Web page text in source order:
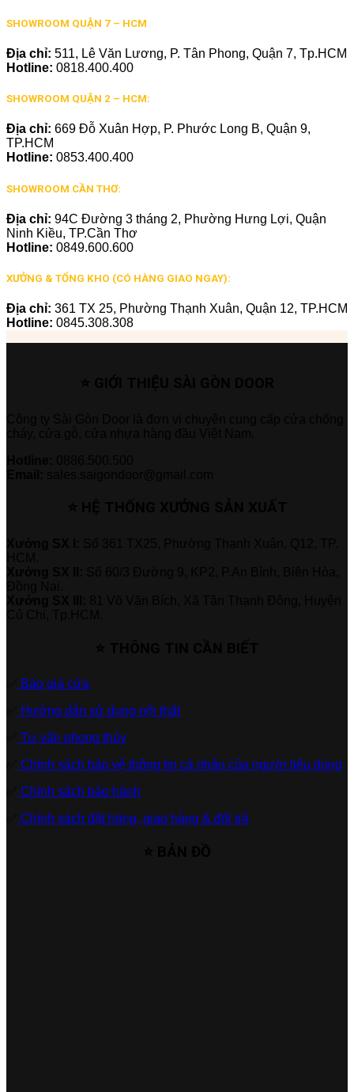
SHOWROOM QUẬN 7 – HCM
Địa chỉ: 511, Lê Văn Lương, P. Tân Phong, Quận 7, Tp.HCM
Hotline: 0818.400.400
SHOWROOM QUẬN 2 – HCM:
Địa chỉ: 669 Đỗ Xuân Hợp, P. Phước Long B, Quận 9,
TP.HCM
Hotline: 0853.400.400
SHOWROOM CẦN THƠ:
Địa chỉ: 94C Đường 3 tháng 2, Phường Hưng Lợi, Quận
Ninh Kiều, TP.Cần Thơ
Hotline: 0849.600.600
XƯỞNG & TỔNG KHO (CÓ HÀNG GIAO NGAY):
Địa chỉ: 361 TX 25, Phường Thạnh Xuân, Quận 12, TP.HCM
Hotline: 0845.308.308
Báo giá cửa
Hướng dẫn sử dụng nội thất
Tư vấn phong thủy
Chính sách bảo vệ thông tin cá nhân của người tiêu dùng
Chính sách bảo hành
Chính sách đặt hàng, giao hàng & đổi trả